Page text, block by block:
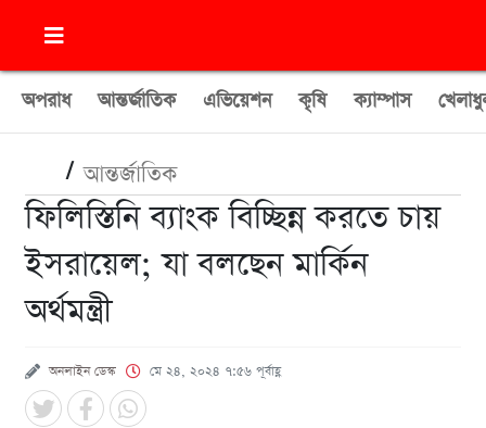
অপরাধ আন্তর্জাতিক এভিয়েশন কৃষি ক্যাম্পাস
/আন্তর্জাতিক
ফিলিস্তিনি ব্যাংক বিচ্ছিন্ন করতে চায়
ইসরায়েল; যা বলছেন মার্কিন
অর্থমন্ত্রী
অনলাইন ডেস্ক মে ২৪, ২০২৪ ৭:৫৬ পূর্বাহ্ণ